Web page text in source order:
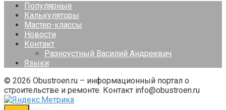
Популярные
Калькуляторы
Мастер-классы
Новости
Контакт
Разноустный Василий Андреевич
Языки
© 2026 Obustroen.ru – информационный портал о
строительстве и ремонте. Контакт info@obustroen.ru